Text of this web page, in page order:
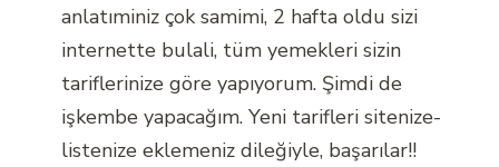
anlatıminiz çok samimi, 2 hafta oldu sizi
internette bulali, tüm yemekleri sizin
tariflerinize göre yapıyorum. Şimdi de
işkembe yapacağım. Yeni tarifleri sitenize-
listenize eklemeniz dileğiyle, başarılar!!